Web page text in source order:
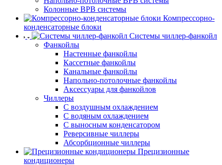
Колонные ВРВ системы
Компрессорно-
конденсаторные блоки
Системы чиллер-фанкойл
Фанкойлы
Настенные фанкойлы
Кассетные фанкойлы
Канальные фанкойлы
Напольно-потолочные фанкойлы
Аксессуары для фанкойлов
Чиллеры
С воздушным охлаждением
С водяным охлаждением
С выносным конденсатором
Реверсивные чиллеры
Абсорбционные чиллеры
Прецизионные
кондиционеры